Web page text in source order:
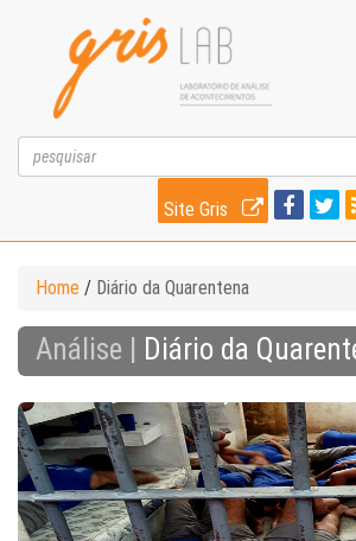
Site Gris
Home / Diário da Quarentena
Análise | Diário da